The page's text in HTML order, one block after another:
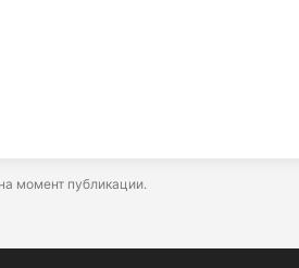
момент публикации.